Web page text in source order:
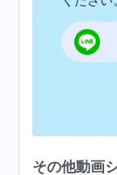
まよってい
な海の生物
ます。人間
他の鳥に囲
ません。）
に固定されて
ということを
その他動画